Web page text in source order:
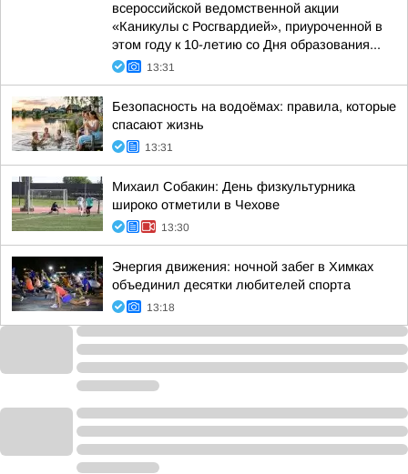
всероссийской ведомственной акции
«Каникулы с Росгвардией», приуроченной в
этом году к 10-летию со Дня образования...
13:31
Безопасность на водоёмах: правила, которые
спасают жизнь
13:31
Михаил Собакин: День физкультурника
широко отметили в Чехове
13:30
Энергия движения: ночной забег в Химках
объединил десятки любителей спорта
13:18